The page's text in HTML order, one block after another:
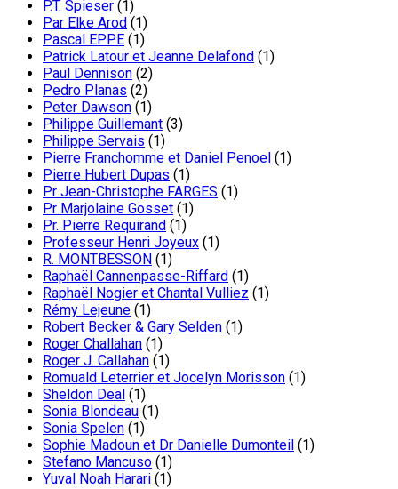
P.T. Spieser (1)
Par Elke Arod (1)
Pascal EPPE (1)
Patrick Latour et Jeanne Delafond (1)
Paul Dennison (2)
Pedro Planas (2)
Peter Dawson (1)
Philippe Guillemant (3)
Philippe Servais (1)
Pierre Franchomme et Daniel Penoel (1)
Pierre Hubert Dupas (1)
Pr Jean-Christophe FARGES (1)
Pr Marjolaine Gosset (1)
Pr. Pierre Requirand (1)
Professeur Henri Joyeux (1)
R. MONTBESSON (1)
Raphaël Cannenpasse-Riffard (1)
Raphaël Nogier et Chantal Vulliez (1)
Rémy Lejeune (1)
Robert Becker & Gary Selden (1)
Roger Challahan (1)
Roger J. Callahan (1)
Romuald Leterrier et Jocelyn Morisson (1)
Sheldon Deal (1)
Sonia Blondeau (1)
Sonia Spelen (1)
Sophie Madoun et Dr Danielle Dumonteil (1)
Stefano Mancuso (1)
Yuval Noah Harari (1)